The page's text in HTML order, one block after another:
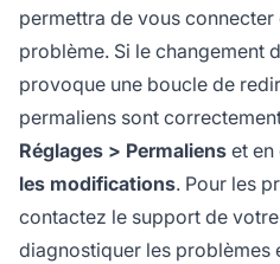
permettra de vous
problème. Si le changement
provoque une boucle de
permaliens sont
Réglages > Permaliens et en
les modifications. Pour les
contactez le support de
diagnostiquer les problèmes